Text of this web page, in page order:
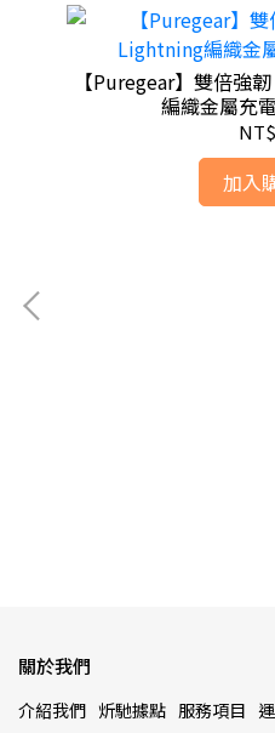
【Puregear】雙倍強
加入
關於我們
介紹我們 炘馳據點 服務項目